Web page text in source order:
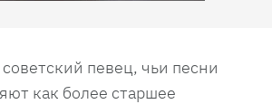
певец, чьи песни
как более старшее